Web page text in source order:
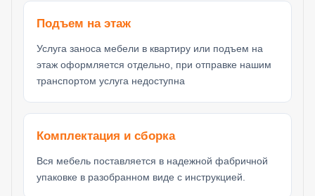
Подъем на этаж
Услуга заноса мебели в квартиру или подъем на
этаж оформляется отдельно, при отправке нашим
транспортом услуга недоступна
Комплектация и сборка
Вся мебель поставляется в надежной фабричной
упаковке в разобранном виде с инструкцией.